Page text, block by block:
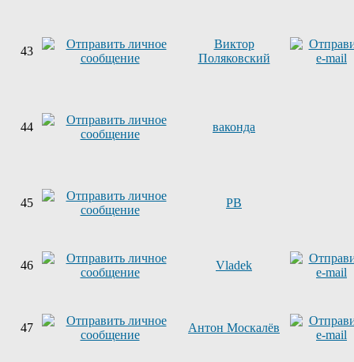
43
Виктор
Поляковский
44 ваконда
45 PB
46 Vladek
47 Антон Москалёв